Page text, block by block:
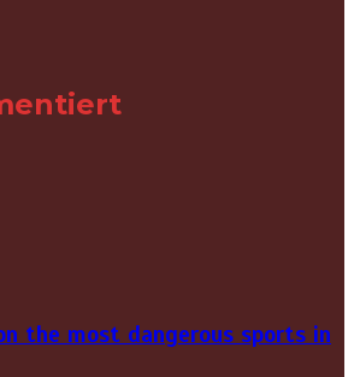
the most dangerous sports in